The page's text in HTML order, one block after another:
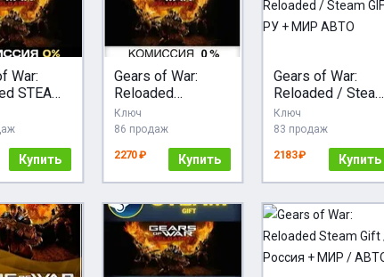
War:
STEAM
Купить
Gears of War:
Reloaded
STEAM•RU
АВТОДОСТАВКА
Ключ
86 продаж
2270 ₽ Купить
Gears of War:
Reloaded / Steam
GIFT / РУ + МИР
АВТО
Ключ
83 продаж
2183 ₽ Купить